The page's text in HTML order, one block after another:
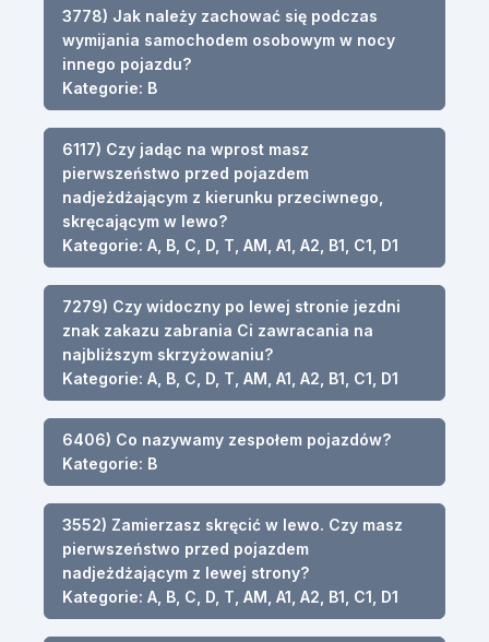
3778) Jak należy zachować się podczas
wymijania samochodem osobowym w nocy
innego pojazdu?
Kategorie: B
6117) Czy jadąc na wprost masz
pierwszeństwo przed pojazdem
nadjeżdżającym z kierunku przeciwnego,
skręcającym w lewo?
Kategorie: A, B, C, D, T, AM, A1, A2, B1, C1, D1
7279) Czy widoczny po lewej stronie jezdni
znak zakazu zabrania Ci zawracania na
najbliższym skrzyżowaniu?
Kategorie: A, B, C, D, T, AM, A1, A2, B1, C1, D1
6406) Co nazywamy zespołem pojazdów?
Kategorie: B
3552) Zamierzasz skręcić w lewo. Czy masz
pierwszeństwo przed pojazdem
nadjeżdżającym z lewej strony?
Kategorie: A, B, C, D, T, AM, A1, A2, B1, C1, D1